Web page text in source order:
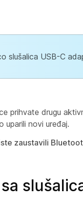
slušalica USB-C
prihvate drugu
uparili novi uređaj.
zaustavili